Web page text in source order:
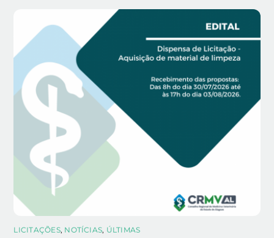
LICITAÇÕES, NOTÍCIAS, ÚLTIMAS